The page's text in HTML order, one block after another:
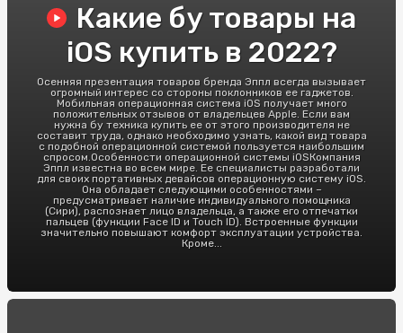
Какие бу товары на
iOS купить в 2022?
Осенняя презентация товаров бренда Эппл всегда вызывает
огромный интерес со стороны поклонников ее гаджетов.
Мобильная операционная система iOS получает много
положительных отзывов от владельцев Apple. Если вам
нужна бу техника купить ее от этого производителя не
составит труда, однако необходимо узнать, какой вид товара
с подобной операционной системой пользуется наибольшим
спросом.Особенности операционной системы iOSКомпания
Эппл известна во всем мире. Ее специалисты разработали
для своих портативных девайсов операционную систему iOS.
Она обладает следующими особенностями –
предусматривает наличие индивидуального помощника
(Сири), распознает лицо владельца, а также его отпечатки
пальцев (функции Face ID и Touch ID). Встроенные функции
значительно повышают комфорт эксплуатации устройства.
Кроме...